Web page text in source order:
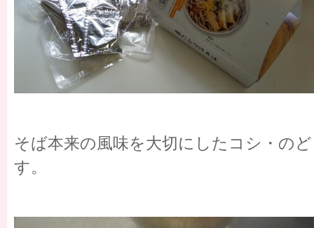
そば本来の風味を大切にしたコシ・の
す。